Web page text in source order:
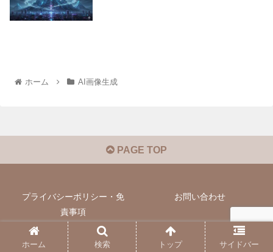
ホーム AI画像生成
PAGE TOP
プライバシーポリシー・免
責事項
お問い合わせ
Copyright © 2021-2026 lifeloglog All Rights Reserved.
ホーム 検索 トップ サイドバー